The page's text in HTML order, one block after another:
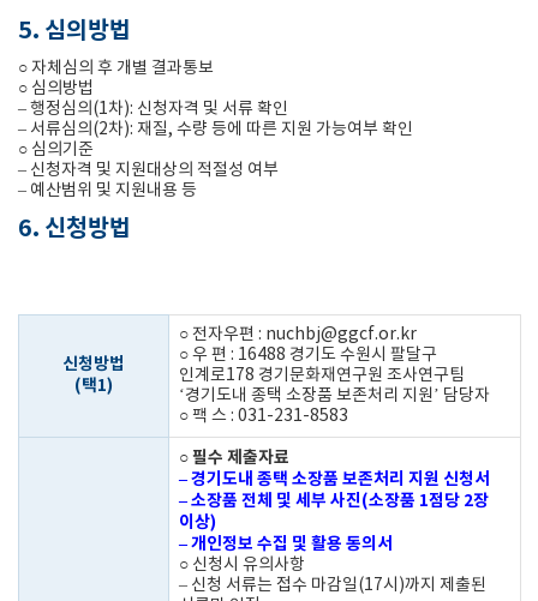
5. 심의방법
○ 자체심의 후 개별 결과통보
○ 심의방법
– 행정심의(1차): 신청자격 및 서류 확인
– 서류심의(2차): 재질, 수량 등에 따른 지원 가능여부 확인
○ 심의기준
– 신청자격 및 지원대상의 적절성 여부
– 예산범위 및 지원내용 등
6. 신청방법
신청방법
(택1)
○ 전자우편 : nuchbj@ggcf.or.kr
○ 우 편 : 16488 경기도 수원시 팔달구
인계로178 경기문화재연구원 조사연구팀
‘경기도내 종택 소장품 보존처리 지원’ 담당자
○ 팩 스 : 031-231-8583
○ 필수 제출자료
– 경기도내 종택 소장품 보존처리 지원 신청서
– 소장품 전체 및 세부 사진(소장품 1점당 2장
이상)
– 개인정보 수집 및 활용 동의서
○ 신청시 유의사항
– 신청 서류는 접수 마감일(17시)까지 제출된